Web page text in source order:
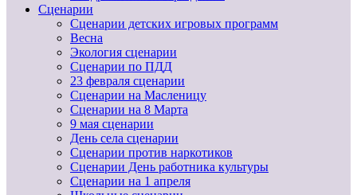
Сценарии
Сценарии детских игровых программ
Весна
Экология сценарии
Сценарии по ПДД
23 февраля сценарии
Сценарии на Масленицу
Сценарии на 8 Марта
9 мая сценарии
День села сценарии
Сценарии против наркотиков
Сценарии День работника культуры
Сценарии на 1 апреля